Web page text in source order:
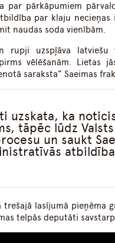
par pārkāpumiem
par klaju
naudas soda vienībām.
rupji uzspļāva
vēlēšanām. Lietas
saraksta” Saeimas
uzskata, ka
tāpēc lūdz
un saukt
trešajā lasījumā
telpās deputāti